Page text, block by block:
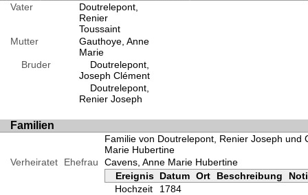
Vater
Doutrelepont,
Renier
Toussaint
Mutter
Gauthoye, Anne
Marie
Bruder
Doutrelepont,
Joseph Clément
Doutrelepont,
Renier Joseph
Familien
Familie von Doutrelepont, Renier Joseph und
Marie Hubertine
Verheiratet
Ehefrau
Cavens, Anne Marie Hubertine
Ereignis Datum Ort Beschreibung
Hochzeit
1784